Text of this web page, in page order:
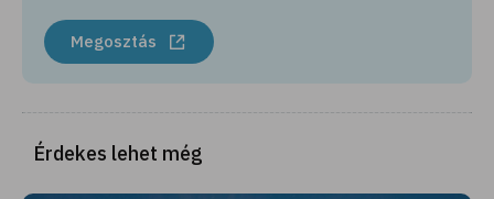
Megosztás
Érdekes lehet még